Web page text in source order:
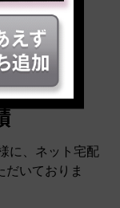
に、 ネット宅配
だいておりま